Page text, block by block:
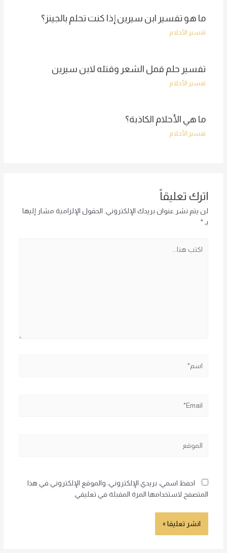
ما هو تفسير ابن سيرين إذا كنت تحلم بالجينز؟
تفسير الأحلام
تفسير حلم قمل الشعر وقتله لابن سيرين
تفسير الأحلام
ما هي الأحلام الكاذبة؟
تفسير الأحلام
اترك تعليقاً
لن يتم نشر عنوان بريدك الإلكتروني.
الحقول الإلزامية مشار إليها
بـ *
هنا...
احفظ اسمي، بريدي الإلكتروني، والموقع الإلكتروني في هذا
المتصفح لاستخدامها المرة المقبلة في تعليقي.